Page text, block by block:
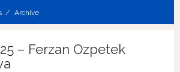
Archive
– Ferzan Ozpetek